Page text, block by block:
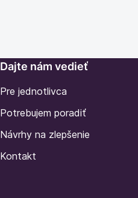
Dajte nám vedieť
Pre jednotlivca
Potrebujem poradiť
Návrhy na zlepšenie
Kontakt